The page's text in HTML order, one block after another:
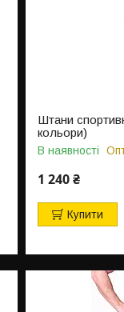
Штани
кольори)
В наявності
1 240 ₴
Купити